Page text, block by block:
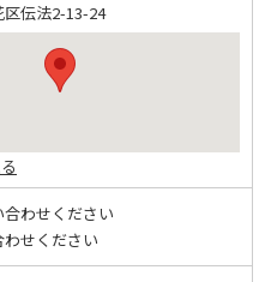
伝法2-13-24
合わせください
わせください